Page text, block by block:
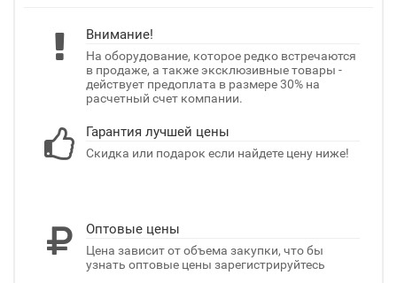
Внимание!
На оборудование, которое редко встречаются
в продаже, а также эксклюзивные товары -
действует предоплата в размере 30% на
расчетный счет компании.
Гарантия лучшей цены
Скидка или подарок если найдете цену ниже!
Оптовые цены
Цена зависит от объема закупки, что бы
узнать оптовые цены зарегистрируйтесь